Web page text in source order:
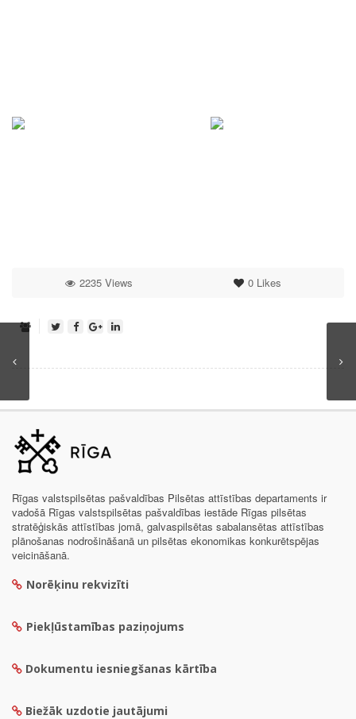
0Likes
2235 Views
Rīgas valstspilsētas pašvaldības Pilsētas attīstības departaments ir
vadošā Rīgas valstspilsētas pašvaldības iestāde Rīgas pilsētas
stratēģiskās attīstības jomā, galvaspilsētas sabalansētas attīstības
plānošanas nodrošināšanā un pilsētas ekonomikas konkurētspējas
veicināšanā.
Norēķinu rekvizīti
Piekļūstamības paziņojums
Dokumentu iesniegšanas kārtība
Biežāk uzdotie jautājumi